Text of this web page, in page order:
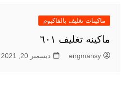
ماكينات تغليف بالفاكيوم
ماكينه تغليف ٦٠١
engmansy ديسمبر 20, 2021